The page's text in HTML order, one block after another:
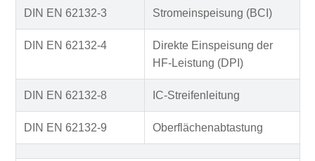
DIN EN 62132-3 Stromeinspeisung (BCI)
DIN EN 62132-4
Direkte Einspeisung der
HF-Leistung (DPI)
DIN EN 62132-8 IC-Streifenleitung
DIN EN 62132-9 Oberflächenabtastung